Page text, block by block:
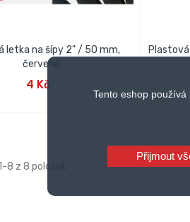
Tento eshop
Přijmout
letka na šípy 2" / 50 mm,
červená
4 Kč
8 z 8 položek